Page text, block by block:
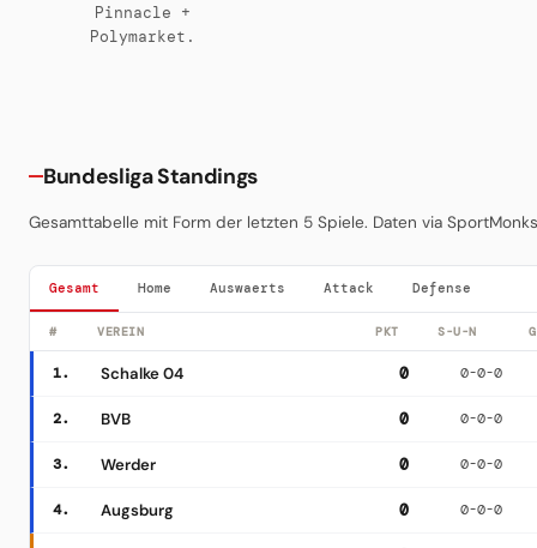
Pinnacle +
Polymarket.
Bundesliga Standings
Gesamttabelle mit Form der letzten 5 Spiele. Daten via
Gesamt Home Auswaerts Attack Defense
# VEREIN PKT S-U-N
1. Schalke 04 0 0-0-0
2. BVB 0 0-0-0
3. Werder 0 0-0-0
4. Augsburg 0 0-0-0